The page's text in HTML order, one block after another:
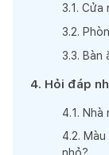
3.1 . Cửa
3.2.
3.3. Bàn
4. Hỏi đáp
4.1 . Nhà
4.2.